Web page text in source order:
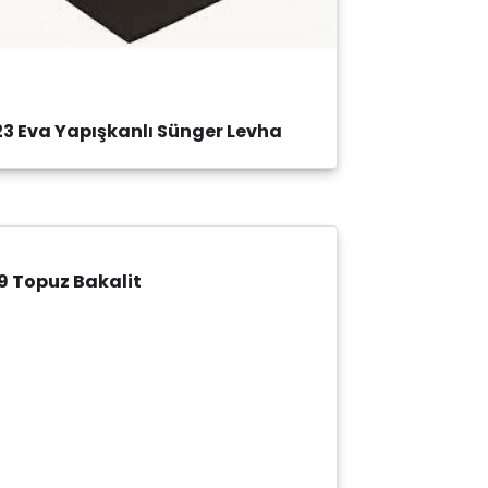
Eva Yapışkanlı Sünger Levha
Topuz Bakalit